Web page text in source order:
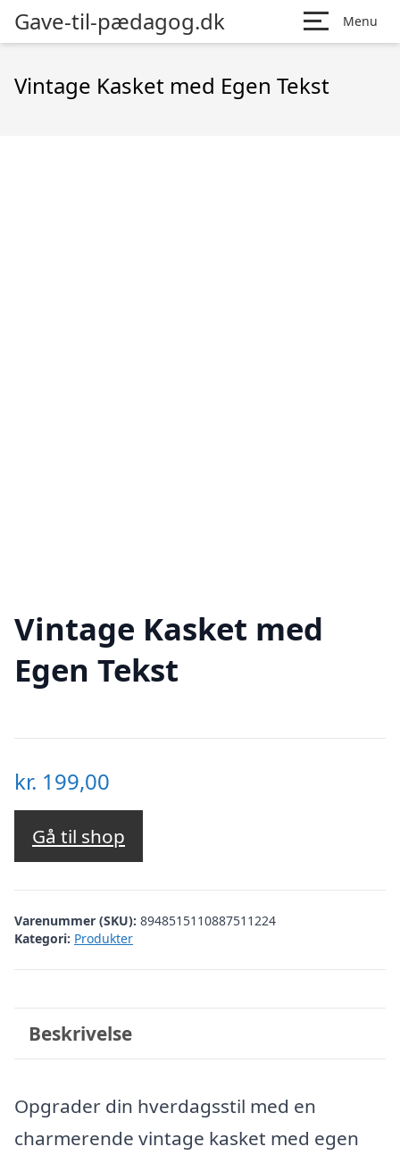
Gave-til-pædagog.dk Menu
Vintage Kasket med Egen Tekst
Vintage Kasket med
Egen Tekst
kr. 199,00
Gå til shop
Varenummer (SKU): 8948515110887511224
Kategori: Produkter
Beskrivelse
Opgrader din hverdagsstil med en
charmerende vintage kasket med egen